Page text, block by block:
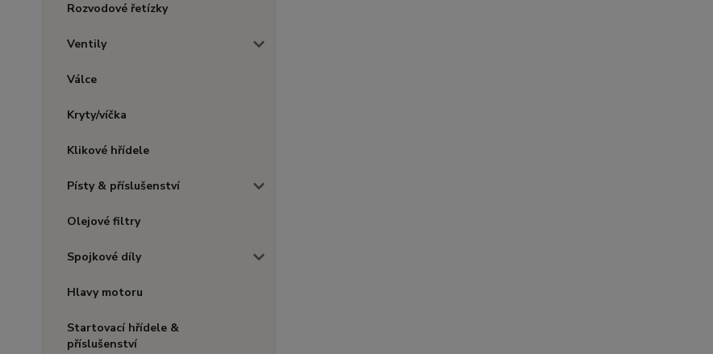
Rozvodové řetízky
Ventily
Válce
Kryty/víčka
Klikové hřídele
Písty & příslušenství
Olejové filtry
Spojkové díly
Hlavy motoru
Startovací hřídele &
příslušenství